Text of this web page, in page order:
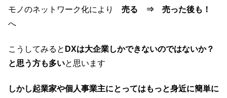
モノのネットワーク化により 売る ⇒ 売った後も！
へ
こうしてみると DXは大企業しかできないのではないか？
と思う方も多いと思います
しかし起業家や個人事業主にとってはもっと身近に簡単に